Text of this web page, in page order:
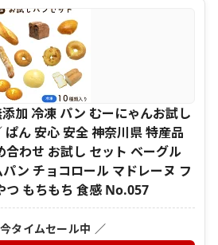
添加 冷凍 パン むーにゃんお試し
ん 安心 安全 神奈川県 特産品
わせ お試し セット ベーグル
ン チョコロール マドレーヌ フ
つ もちもち 食感 No.057
タイムセール中 ／